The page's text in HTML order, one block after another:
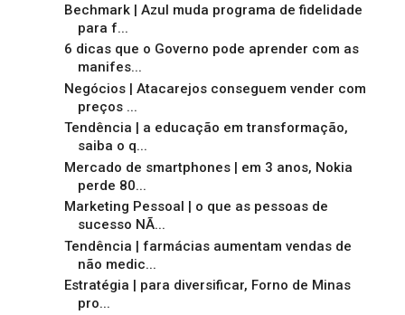
Bechmark | Azul muda programa de fidelidade
para f...
6 dicas que o Governo pode aprender com as
manifes...
Negócios | Atacarejos conseguem vender com
preços ...
Tendência | a educação em transformação,
saiba o q...
Mercado de smartphones | em 3 anos, Nokia
perde 80...
Marketing Pessoal | o que as pessoas de
sucesso NÃ...
Tendência | farmácias aumentam vendas de
não medic...
Estratégia | para diversificar, Forno de Minas
pro...